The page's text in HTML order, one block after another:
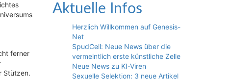
ferner
Stützen.
Aktuelle Infos
Herzlich Willkommen auf Genesis-
Net
SpudCell: Neue News über die
vermeintlich erste künstliche Zelle
Neue News zu KI-Viren
Sexuelle Selektion: 3 neue Artikel